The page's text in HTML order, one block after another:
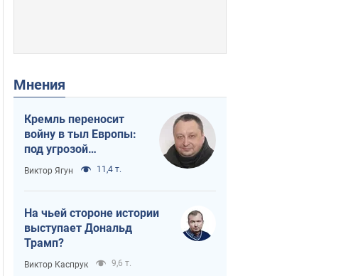
Мнения
Кремль переносит
войну в тыл Европы:
под угрозой
критическая
логистика
Виктор Ягун 11,4 т.
На чьей стороне истории
выступает Дональд
Трамп?
Виктор Каспрук 9,6 т.